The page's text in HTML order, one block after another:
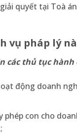
quyết tại Toà
vụ pháp lý
các thủ tục hành
động doanh
con cho